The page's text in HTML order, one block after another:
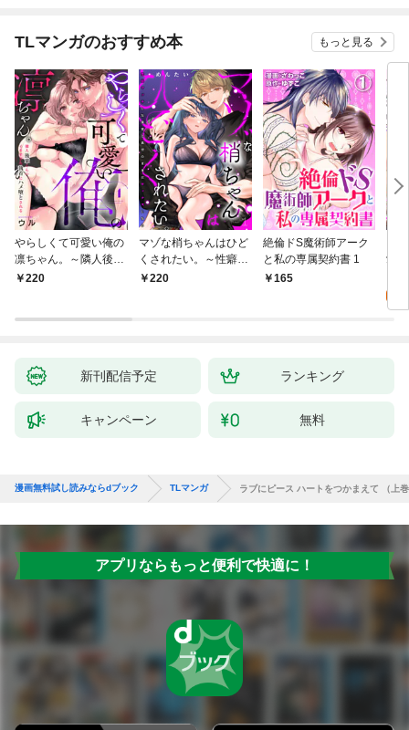
TLマンガのおすすめ本 もっと見る
やらしくて可愛い俺の
凛ちゃん。～隣人後輩
くんのイキすぎた執着
220
マゾな梢ちゃんはひど
くされたい。～性癖マ
ッチした後輩と欲望の
220
絶倫ドS魔術師アーク
と私の専属契約書 1
165
愛
新刊配信予定 ランキング
キャンペーン 無料
漫画無料試し読みならdブック TLマンガ ラブにピース ハートをつかまえて （上
アプリならもっと便利で快適に！